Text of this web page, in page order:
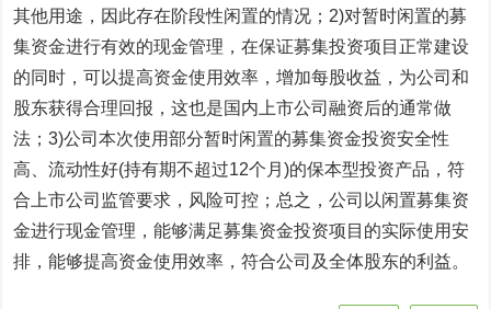
其他用途，因此存在阶段性闲置的情况；2)对暂时闲置的募
集资金进行有效的现金管理，在保证募集投资项目正常建设
的同时，可以提高资金使用效率，增加每股收益，为公司和
股东获得合理回报，这也是国内上市公司融资后的通常做
法；3)公司本次使用部分暂时闲置的募集资金投资安全性
高、流动性好(持有期不超过12个月)的保本型投资产品，符
合上市公司监管要求，风险可控；总之，公司以闲置募集资
金进行现金管理，能够满足募集资金投资项目的实际使用安
排，能够提高资金使用效率，符合公司及全体股东的利益。